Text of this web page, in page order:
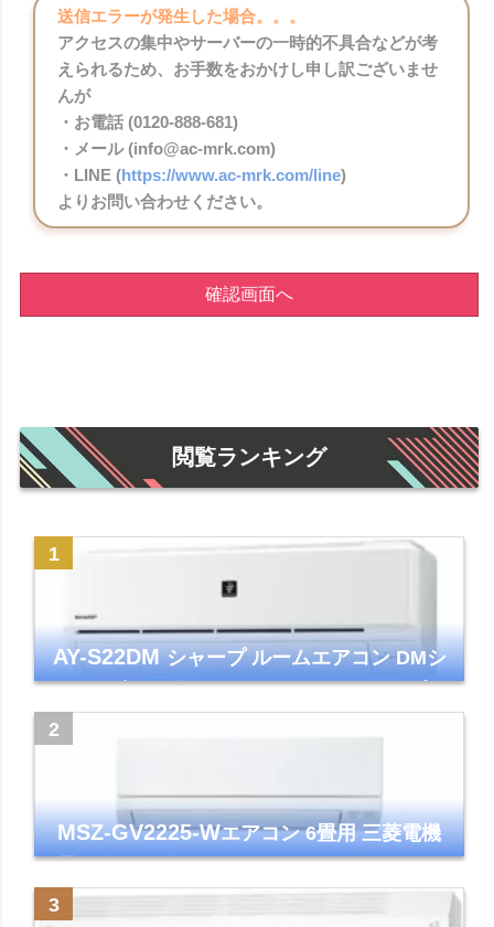
送信エラーが発生した場合。。。
アクセスの集中やサーバーの一時的不具合などが考
えられるため、お手数をおかけし申し訳ございませ
んが
・お電話 (0120-888-681)
・メール (info@ac-mrk.com)
・LINE (https://www.ac-mrk.com/line)
よりお問い合わせください。
確認画面へ
閲覧ランキング
AY-S22DMシャープ ルームエアコン DMシ
リーズ 主に6畳 ホワイト 2024年モデル プラ
MSZ-GV2225-Wエアコン 6畳用 三菱電機
霧ヶ峰 2025年モデル GVシリーズ ピュアホ
ワイト 清潔 除湿 単相100V